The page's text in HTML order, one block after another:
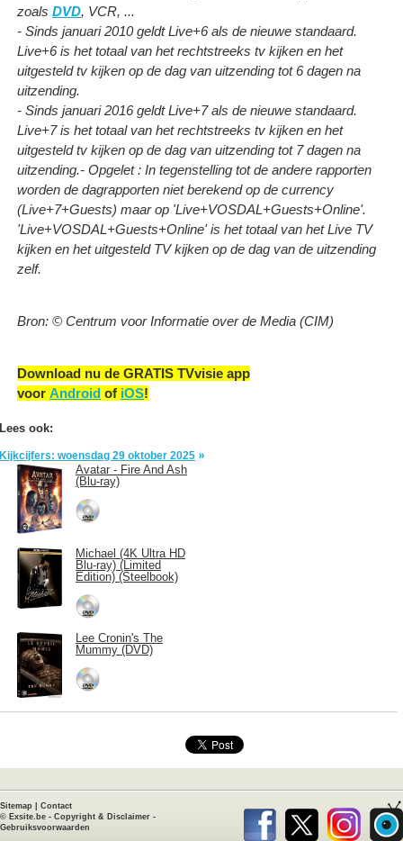
zoals DVD, VCR, ...
- Sinds januari 2010 geldt Live+6 als de nieuwe standaard.
Live+6 is het totaal van het rechtstreeks tv kijken en het
uitgesteld tv kijken op de dag van uitzending tot 6 dagen na
uitzending.
- Sinds januari 2016 geldt Live+7 als de nieuwe standaard.
Live+7 is het totaal van het rechtstreeks tv kijken en het
uitgesteld tv kijken op de dag van uitzending tot 7 dagen na
uitzending.- Opgelet : In tegenstelling tot de andere rapporten
worden de dagrapporten niet berekend op de currency
(Live+7+Guests) maar op 'Live+VOSDAL+Guests+Online'.
'Live+VOSDAL+Guests+Online' is het totaal van het Live TV
kijken en het uitgesteld TV kijken op de dag van de uitzending
zelf.
Bron: © Centrum voor Informatie over de Media (CIM)
Download nu de GRATIS TVvisie app
voor Android of iOS!
Lees ook:
Kijkcijfers: woensdag 29 oktober 2025
Avatar - Fire And Ash
(Blu-ray)
Michael (4K Ultra HD
Blu-ray) (Limited
Edition) (Steelbook)
Lee Cronin's The
Mummy (DVD)
Sitemap
Contact
© Exsite.be - Copyright & Disclaimer -
Gebruiksvoorwaarden